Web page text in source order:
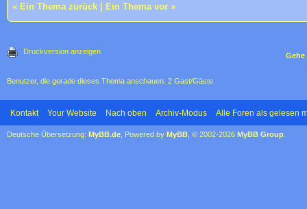
« Ein Thema zurück Ein Thema vor »
Druckversion anzeigen Gehe
Benutzer, die gerade dieses Thema anschauen: 2 Gast/Gäste
Kontakt Your Website Nach oben Archiv-Modus Alle Foren als gelesen
Deutsche Übersetzung: MyBB.de , Powered by MyBB , © 2002-2026 MyBB Group